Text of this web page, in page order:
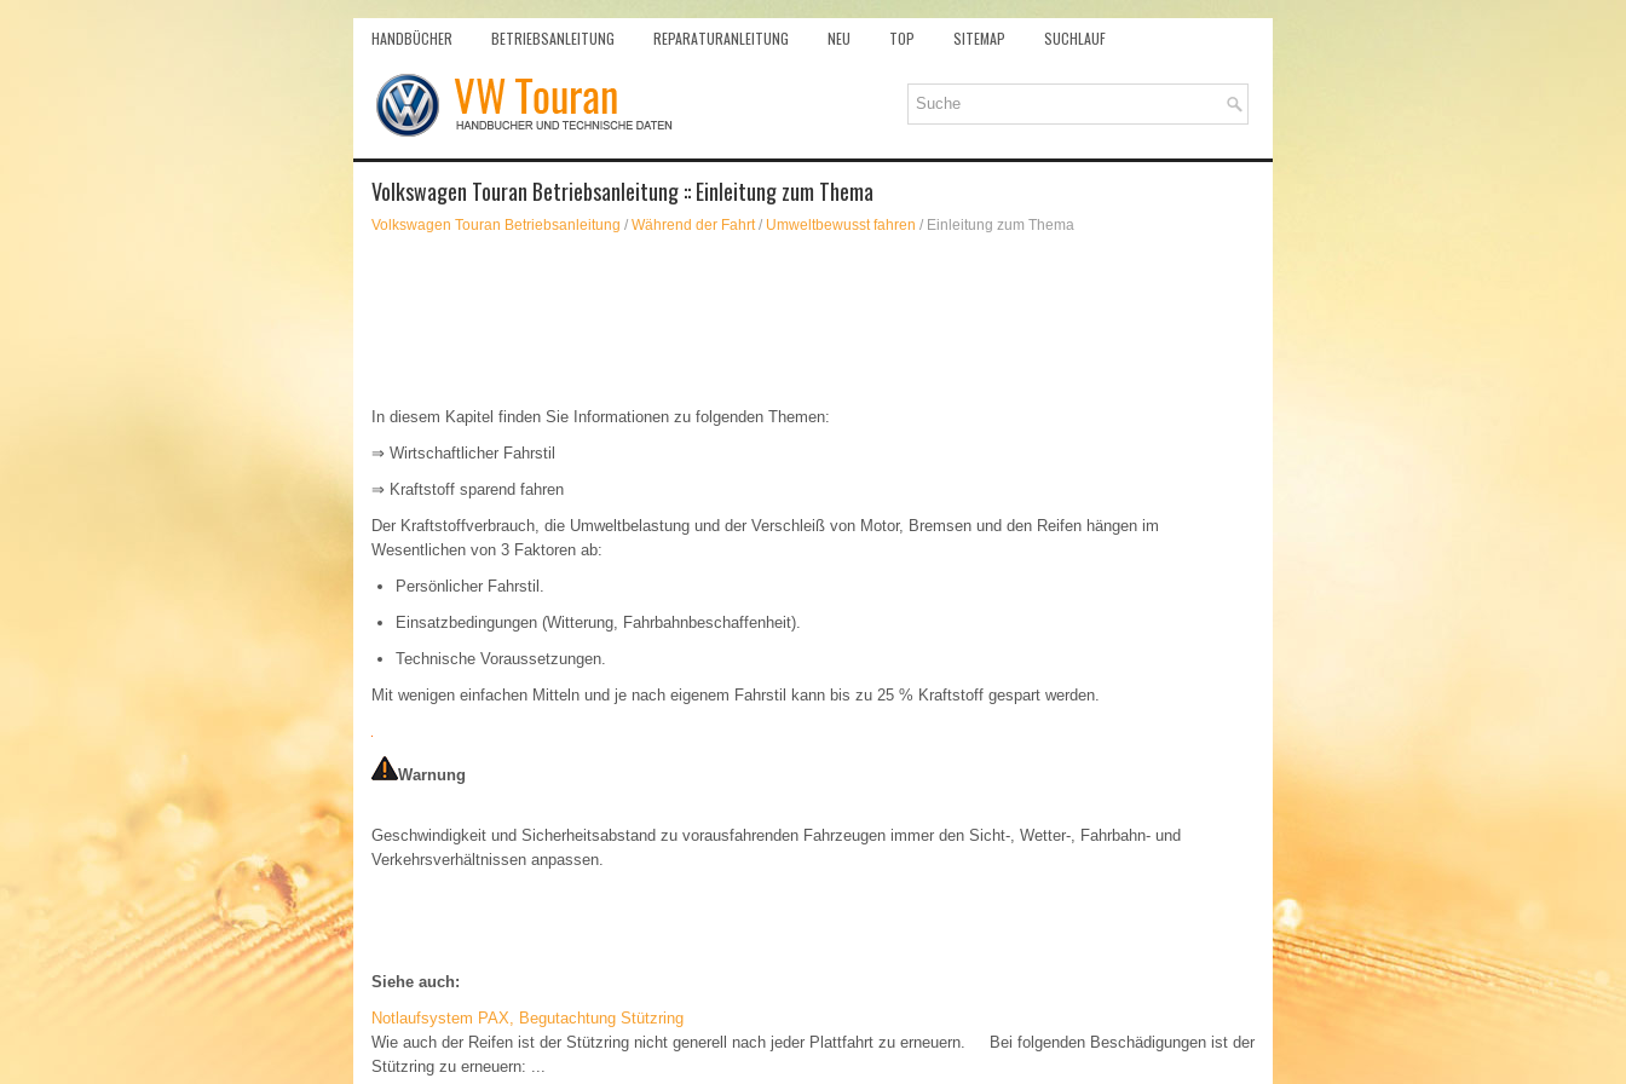
HANDBÜCHER BETRIEBSANLEITUNG REPARATURANLEITUNG NEU TOP SITEMAP SUCHLAUF
Volkswagen Touran Betriebsanleitung :: Einleitung zum Thema
Volkswagen Touran Betriebsanleitung / Während der Fahrt/ Umweltbewusst fahren / Einleitung zum Thema
In diesem Kapitel finden Sie Informationen zu folgenden Themen:
⇒ Wirtschaftlicher Fahrstil
⇒ Kraftstoff sparend fahren
Der Kraftstoffverbrauch, die Umweltbelastung und der Verschleiß von Motor, Bremsen und den Reifen hängen im
Wesentlichen von 3 Faktoren ab:
Persönlicher Fahrstil.
Einsatzbedingungen (Witterung, Fahrbahnbeschaffenheit).
Technische Voraussetzungen.
Mit wenigen einfachen Mitteln und je nach eigenem Fahrstil kann bis zu 25 % Kraftstoff gespart werden.
Warnung
Geschwindigkeit und Sicherheitsabstand zu vorausfahrenden Fahrzeugen immer den Sicht-, Wetter-, Fahrbahn- und
Verkehrsverhältnissen anpassen.
Siehe auch:
Notlaufsystem PAX, Begutachtung Stützring
Wie auch der Reifen ist der Stützring nicht generell nach jeder Plattfahrt zu erneuern. Bei folgenden Beschädigungen ist der
Stützring zu erneuern: ...